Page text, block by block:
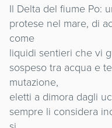
Il Delta del fiume Po:
protese nel mare, di
come
liquidi sentieri che vi
sospeso tra acqua e
mutazione,
eletti a dimora dagli
sempre li considera